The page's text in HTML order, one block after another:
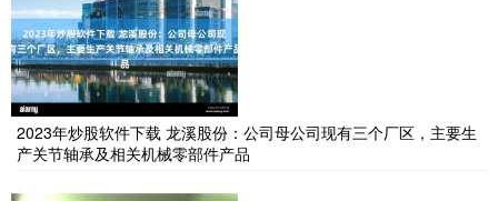
2023年炒股软件下载 龙溪股份：公司母公司现有三个厂区，主要生
产关节轴承及相关机械零部件产品